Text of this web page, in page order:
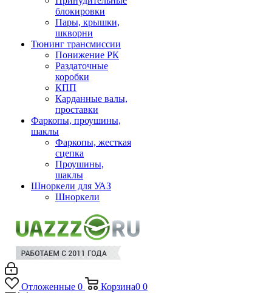
блокировки
Пары, крышки,
шкворни
Тюнинг трансмиссии
Понижение РК
Раздаточные
коробки
КПП
Карданные валы,
проставки
Фаркопы, проушины,
шаклы
Фаркопы, жесткая
сцепка
Проушины,
шаклы
Шноркели для УАЗ
Шноркели
Отложенные 0 Корзина0 0